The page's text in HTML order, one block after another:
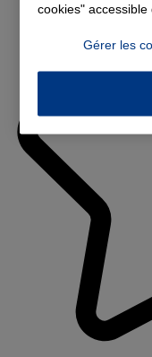
cookies" accessible
Gérer les